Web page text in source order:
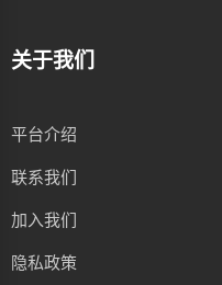
关于我们
平台介绍
联系我们
加入我们
隐私政策